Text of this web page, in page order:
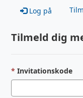
Log på
Tilmeld dig
Invitationskode